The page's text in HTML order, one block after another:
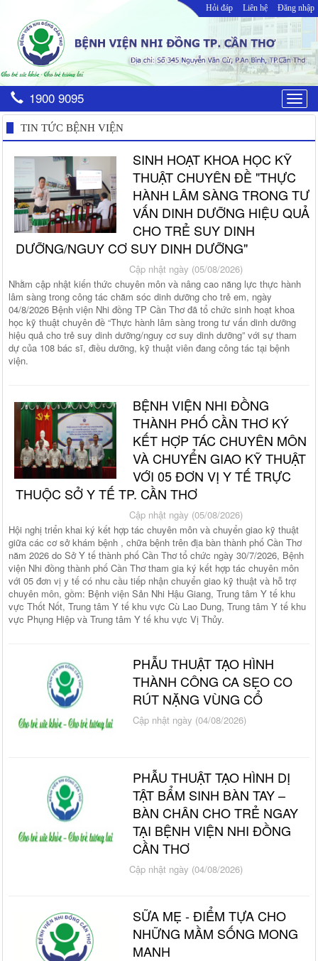
Hỏi đáp Liên hệ Đăng nhập
1900 9095
TIN TỨC BỆNH VIỆN
SINH HOẠT KHOA HỌC KỸ
THUẬT CHUYÊN ĐỀ "THỰC
HÀNH LÂM SÀNG TRONG TƯ
VẤN DINH DƯỠNG HIỆU QUẢ
CHO TRẺ SUY DINH
DƯỠNG/NGUY CƠ SUY DINH DƯỠNG"
Cập nhật ngày (05/08/2026)
Nhằm cập nhật kiến thức chuyên môn và nâng cao năng lực thực hành
lâm sàng trong công tác chăm sóc dinh dưỡng cho trẻ em, ngày
04/8/2026 Bệnh viện Nhi đồng TP Cần Thơ đã tổ chức sinh hoạt khoa
học kỹ thuật chuyên đề “Thực hành lâm sàng trong tư vấn dinh dưỡng
hiệu quả cho trẻ suy dinh dưỡng/nguy cơ suy dinh dưỡng” với sự tham
dự của 108 bác sĩ, điều dưỡng, kỹ thuật viên đang công tác tại bệnh
viện.
BỆNH VIỆN NHI ĐỒNG
THÀNH PHỐ CẦN THƠ KÝ
KẾT HỢP TÁC CHUYÊN MÔN
VÀ CHUYỂN GIAO KỸ THUẬT
VỚI 05 ĐƠN VỊ Y TẾ TRỰC
THUỘC SỞ Y TẾ TP. CẦN THƠ
Cập nhật ngày (05/08/2026)
Hội nghị triển khai ký kết hợp tác chuyên môn và chuyển giao kỹ thuật
giữa các cơ sở khám bệnh , chữa bệnh trên địa bàn thành phố Cần Thơ
năm 2026 do Sở Y tế thành phố Cần Thơ tổ chức ngày 30/7/2026, Bệnh
viện Nhi đồng thành phố Cần Thơ tham gia ký kết hợp tác chuyên môn
với 05 đơn vị y tế có nhu cầu tiếp nhận chuyển giao kỹ thuật và hỗ trợ
chuyên môn, gồm: Bệnh viện Sản Nhi Hậu Giang, Trung tâm Y tế khu
vực Thốt Nốt, Trung tâm Y tế khu vực Cù Lao Dung, Trung tâm Y tế khu
vực Phụng Hiệp và Trung tâm Y tế khu vực Vị Thủy.
PHẪU THUẬT TẠO HÌNH
THÀNH CÔNG CA SẸO CO
RÚT NẶNG VÙNG CỔ
Cập nhật ngày (04/08/2026)
PHẪU THUẬT TẠO HÌNH DỊ
TẬT BẨM SINH BÀN TAY –
BÀN CHÂN CHO TRẺ NGAY
TẠI BỆNH VIỆN NHI ĐỒNG
CẦN THƠ
Cập nhật ngày (04/08/2026)
SỮA MẸ - ĐIỂM TỰA CHO
NHỮNG MẦM SỐNG MONG
MANH